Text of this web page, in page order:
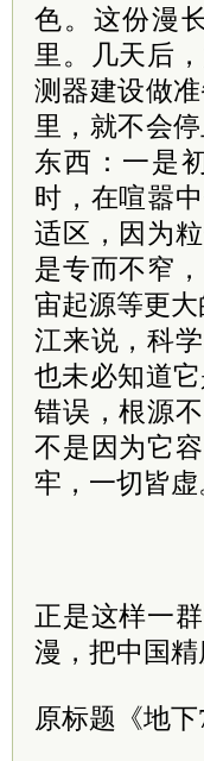
色。这份漫
里。几天后
测器建设做
里，就不会
东西：一是
时，在喧嚣
适区，因为
是专而不窄
宙起源等更
江来说，科
也未必知道
错误，根源
不是因为它
牢，一切皆虚
正是这样一
漫，把中国
原标题《地